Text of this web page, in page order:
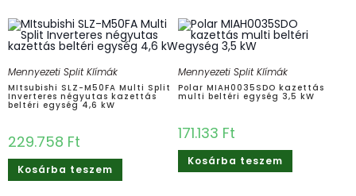
Mennyezeti Split Klímák
MItsubishi SLZ-M50FA Multi Split
Inverteres négyutas kazettás
beltéri egység 4,6 kW
229.758 Ft
Kosárba teszem
Mennyezeti Split Klímák
Polar MIAH0035SDO kazettás
multi beltéri egység 3,5 kW
171.133 Ft
Kosárba teszem